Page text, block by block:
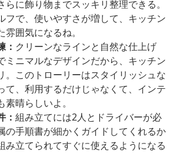
らに飾り物までスッキリ整理できる。
フで、使いやすさが増して、キッチン
雰囲気になるね。
： クリーンなラインと自然な仕上げ
ミニマルなデザインだから、キッチン
。このトローリーはスタイリッシュな
て、利用するだけじゃなくて、インテ
素晴らしいよ。
： 組み立てには2人とドライバーが必
の手順書が細かくガイドしてくれるか
み立てられてすぐに使えるようになる